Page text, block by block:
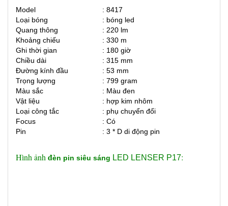
Model
: 8417
Loại bóng
: bóng led
Quang thông
: 220 lm
Khoảng chiếu
: 330 m
Ghi thời gian
: 180 giờ
Chiều dài
: 315 mm
Đường kính đầu
: 53 mm
Trọng lượng
: 799 gram
Màu sắc
: Màu đen
Vật liệu
: hợp kim nhôm
Loại công tắc
: phụ chuyển đổi
Focus
: Có
Pin
: 3 * D di động pin
Hình ảnh đèn pin siêu sáng LED LENSER P17: